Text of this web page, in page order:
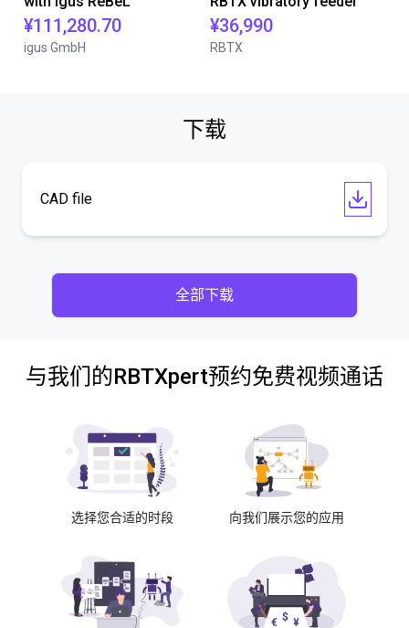
¥111,280.70
igus GmbH
¥36,990
RBTX
下载
CAD file
全部下载
与我们的RBTXpert预约免费视频通话
选择您合适的时段 向我们展示您的应用